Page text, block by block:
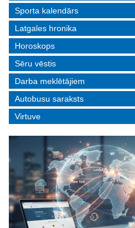
Sporta kalendārs
Latgales hronika
Horoskops
Sēru vēstis
Darba meklētājiem
Autobusu saraksts
Virtuve